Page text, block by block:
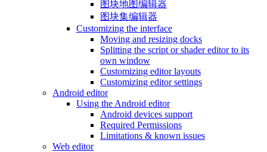
图块地图编辑器
图块集编辑器
Customizing the interface
Moving and resizing docks
Splitting the script or shader editor to its
own window
Customizing editor layouts
Customizing editor settings
Android editor
Using the Android editor
Android devices support
Required Permissions
Limitations & known issues
Web editor